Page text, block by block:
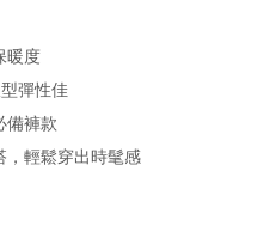
暖度
彈性佳
備褲款
，輕鬆穿出時髦感